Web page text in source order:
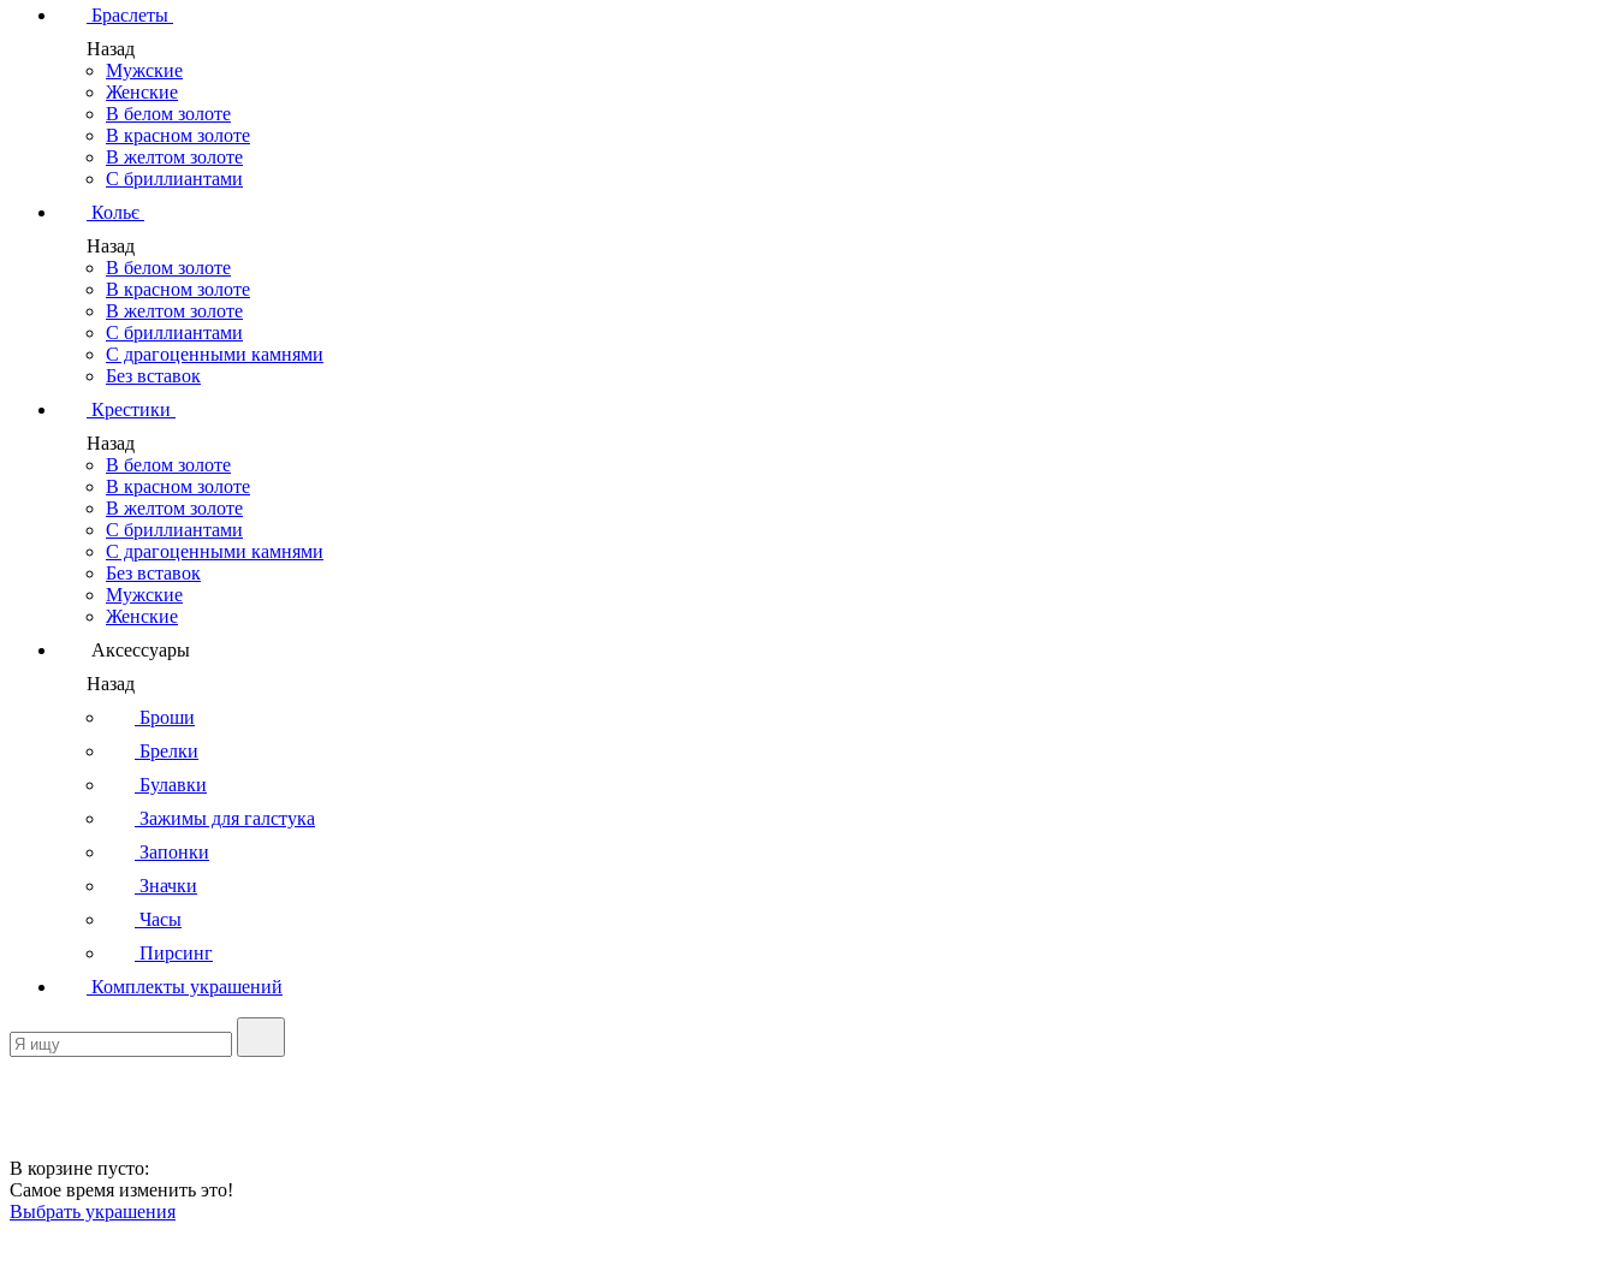
Браслеты
Назад
Мужские
Женские
В белом золоте
В красном золоте
В желтом золоте
С бриллиантами
Кольє
Назад
В белом золоте
В красном золоте
В желтом золоте
С бриллиантами
С драгоценными камнями
Без вставок
Крестики
Назад
В белом золоте
В красном золоте
В желтом золоте
С бриллиантами
С драгоценными камнями
Без вставок
Мужские
Женские
Аксессуары
Назад
Броши
Брелки
Булавки
Зажимы для галстука
Запонки
Значки
Часы
Пирсинг
Комплекты украшений
В корзине пусто:
Самое время изменить это!
Выбрать украшения